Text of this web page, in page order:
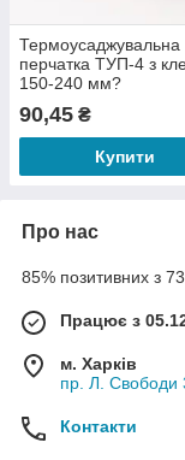
Термоусаджувальна
перчатка ТУП-4 з
150-240 мм?
90,45 ₴
Купити
Про нас
85% позитивних з 73
Працює з
м. Харків
пр. Л. Свободи
Контакти